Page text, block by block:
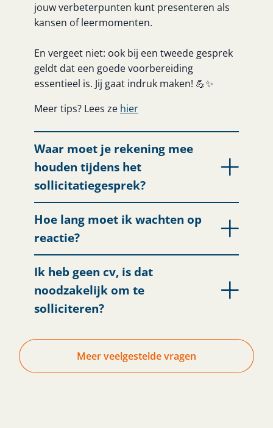
jouw verbeterpunten kunt presenteren als
kansen of leermomenten.
En vergeet niet: ook bij een tweede gesprek
geldt dat een goede voorbereiding
essentieel is. Jij gaat indruk maken! 💪✨
Meer tips? Lees ze hier
Waar moet je rekening mee
houden tijdens het
sollicitatiegesprek?
Hoe lang moet ik wachten op
reactie?
Ik heb geen cv, is dat
noodzakelijk om te
solliciteren?
Meer veelgestelde vragen